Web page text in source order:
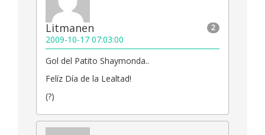
2
Litmanen
2009-10-17 07:03:00
Gol del Patito Shaymonda..
Felíz Día de la Lealtad!
(?)